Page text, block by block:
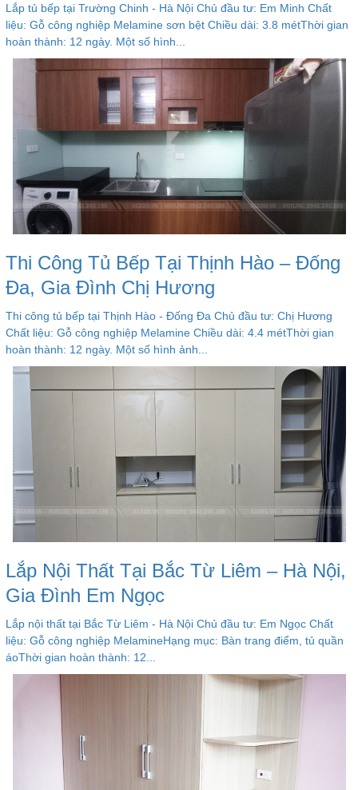
Lắp tủ bếp tại Trường Chinh - Hà Nội Chủ đầu tư: Em Minh Chất
liệu: Gỗ công nghiệp Melamine sơn bệt Chiều dài: 3.8 métThời gian
hoàn thành: 12 ngày. Một số hình...
Thi Công Tủ Bếp Tại Thịnh Hào – Đống
Đa, Gia Đình Chị Hương
Thi công tủ bếp tại Thịnh Hào - Đống Đa Chủ đầu tư: Chị Hương
Chất liệu: Gỗ công nghiệp Melamine Chiều dài: 4.4 métThời gian
hoàn thành: 12 ngày. Một số hình ảnh...
Lắp Nội Thất Tại Bắc Từ Liêm – Hà Nội,
Gia Đình Em Ngọc
Lắp nội thất tại Bắc Từ Liêm - Hà Nội Chủ đầu tư: Em Ngọc Chất
liệu: Gỗ công nghiệp MelamineHạng mục: Bàn trang điểm, tủ quần
áoThời gian hoàn thành: 12...